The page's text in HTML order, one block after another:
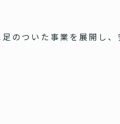
のついた事業を展開し、